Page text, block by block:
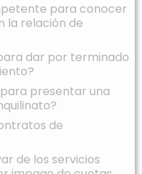
para conocer
la relación de
dar por terminado
presentar una
de
de los servicios